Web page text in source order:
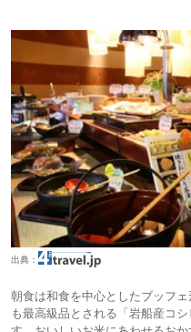
出典：
朝食は和食を中心としたブッフ
も最高級品とされる「岩船産コ